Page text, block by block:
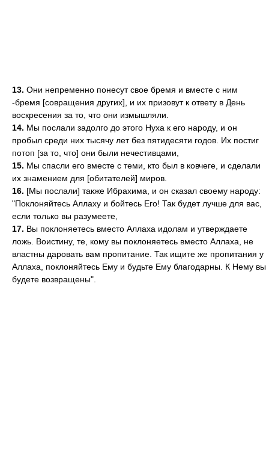
13. Они непременно понесут свое бремя и вместе с ним
-бремя [совращения других], и их призовут к ответу в День
воскресения за то, что они измышляли.
14. Мы послали задолго до этого Нуха к его народу, и он
пробыл среди них тысячу лет без пятидесяти годов. Их постиг
потоп [за то, что] они были нечестивцами,
15. Мы спасли его вместе с теми, кто был в ковчеге, и сделали
их знамением для [обитателей] миров.
16. [Мы послали] также Ибрахима, и он сказал своему народу:
"Поклоняйтесь Аллаху и бойтесь Его! Так будет лучше для вас,
если только вы разумеете,
17. Вы поклоняетесь вместо Аллаха идолам и утверждаете
ложь. Воистину, те, кому вы поклоняетесь вместо Аллаха, не
властны даровать вам пропитание. Так ищите же пропитания у
Аллаха, поклоняйтесь Ему и будьте Ему благодарны. К Нему вы
будете возвращены".